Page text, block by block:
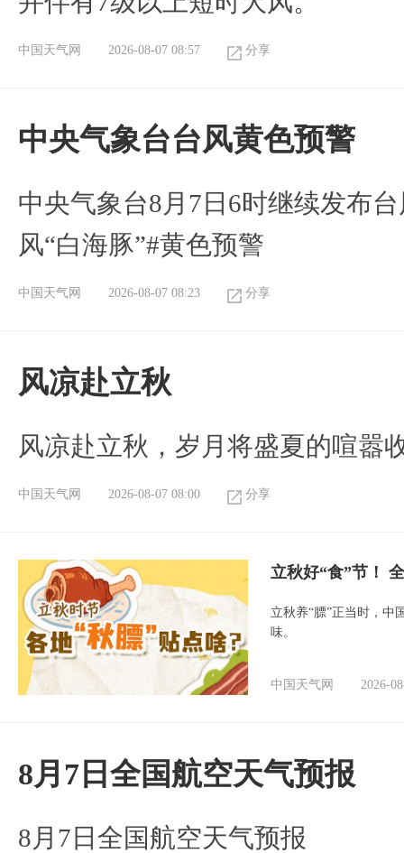
中国天气网 2026-08-07 08:57 分享
​中央气象台台风黄色预警
中央气象台8月7日6时继续发布
风“白海豚”#黄色预警
中国天气网 2026-08-07 08:23 分享
风凉赴立秋
风凉赴立秋，岁月将盛夏的喧嚣
中国天气网 2026-08-07 08:00 分享
立秋好“食”节！
立秋养“膘”正当时，中
味。
中国天气网 2026-
8月7日全国航空天气预报
8月7日全国航空天气预报